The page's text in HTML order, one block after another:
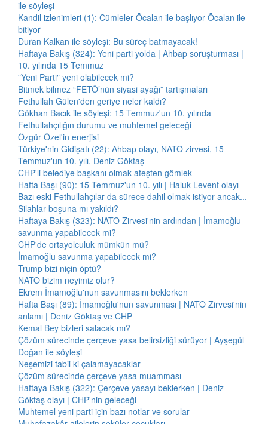
ile söyleşi
Kandil izlenimleri (1): Cümleler Öcalan ile başlıyor Öcalan ile
bitiyor
Duran Kalkan ile söyleşi: Bu süreç batmayacak!
Haftaya Bakış (324): Yeni parti yolda | Ahbap soruşturması |
10. yılında 15 Temmuz
"Yeni Parti" yeni olabilecek mi?
Bitmek bilmez “FETÖ’nün siyasi ayağı” tartışmaları
Fethullah Gülen'den geriye neler kaldı?
Gökhan Bacık ile söyleşi: 15 Temmuz'un 10. yılında
Fethullahçılığın durumu ve muhtemel geleceği
Özgür Özel'in enerjisi
Türkiye'nin Gidişatı (22): Ahbap olayı, NATO zirvesi, 15
Temmuz'un 10. yılı, Deniz Göktaş
CHP'li belediye başkanı olmak ateşten gömlek
Hafta Başı (90): 15 Temmuz'un 10. yılı | Haluk Levent olayı
Bazı eski Fethullahçılar da sürece dahil olmak istiyor ancak...
Silahlar boşuna mı yakıldı?
Haftaya Bakış (323): NATO Zirvesi'nin ardından | İmamoğlu
savunma yapabilecek mi?
CHP'de ortayolculuk mümkün mü?
İmamoğlu savunma yapabilecek mi?
Trump bizi niçin öptü?
NATO bizim neyimiz olur?
Ekrem İmamoğlu'nun savunmasını beklerken
Hafta Başı (89): İmamoğlu'nun savunması | NATO Zirvesi'nin
anlamı | Deniz Göktaş ve CHP
Kemal Bey bizleri salacak mı?
Çözüm sürecinde çerçeve yasa belirsizliği sürüyor | Ayşegül
Doğan ile söyleşi
Neşemizi tabii ki çalamayacaklar
Çözüm sürecinde çerçeve yasa muamması
Haftaya Bakış (322): Çerçeve yasayı beklerken | Deniz
Göktaş olayı | CHP'nin geleceği
Muhtemel yeni parti için bazı notlar ve sorular